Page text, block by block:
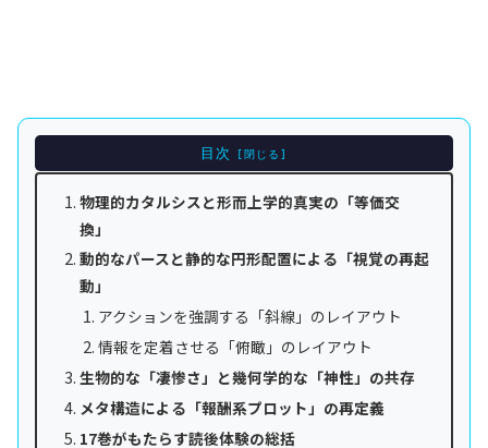
目次
物理的カタルシスと形而上学的真実の「等価交
換」
動的なパースと静的な円形配置による「視覚の再起
動」
アクションを強調する「斜線」のレイアウト
情報を定着させる「俯瞰」のレイアウト
生物的な「凄惨さ」と幾何学的な「神性」の共存
メタ構造による「報酬系プロット」の再定義
17巻がもたらす読後体験の総括